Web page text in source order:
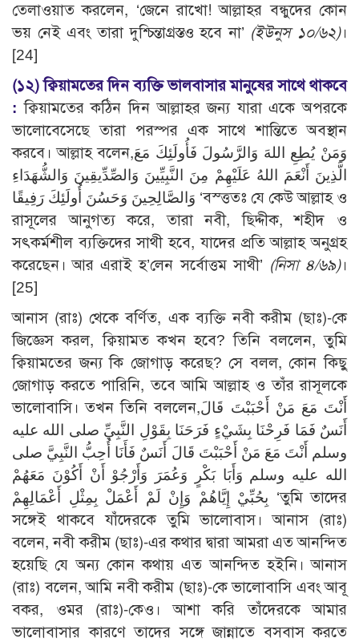
তেলাওয়াত করলেন, ‘জেনে রাখো! আল্লাহর বন্ধুদের কোন
ভয় নেই এবং তারা দুশ্চিন্তাগ্রস্তও হবে না’ (ইউনুস ১০/৬২)।
[24]
(১২) ক্বিয়ামতের দিন ব্যক্তি ভালবাসার মানুষের সাথে থাকবে
: ক্বিয়ামতের কঠিন দিন আল্লাহর জন্য যারা একে অপরকে
ভালোবেসেছে তারা পরস্পর এক সাথে শান্তিতে অবস্থান
করবে। আল্লাহ বলেন,وَمَنْ يُطِعِ اللهَ وَالرَّسُولَ فَأُولَئِكَ مَعَ
الَّذِينَ أَنْعَمَ اللهُ عَلَيْهِمْ مِنَ النَّبِيِّينَ وَالصِّدِّيقِينَ وَالشُّهَدَاءِ
وَالصَّالِحِينَ وَحَسُنَ أُولَئِكَ رَفِيقًا ‘বস্ত্ততঃ যে কেউ আল্লাহ ও
রাসূলের আনুগত্য করে, তারা নবী, ছিদ্দীক, শহীদ ও
সৎকর্মশীল ব্যক্তিদের সাথী হবে, যাদের প্রতি আল্লাহ অনুগ্রহ
করেছেন। আর এরাই হ’লেন সর্বোত্তম সাথী’ (নিসা ৪/৬৯)।
[25]
আনাস (রাঃ) থেকে বর্ণিত, এক ব্যক্তি নবী করীম (ছাঃ)-কে
জিজ্ঞেস করল, ক্বিয়ামত কখন হবে? তিনি বললেন, তুমি
ক্বিয়ামতের জন্য কি জোগাড় করেছ? সে বলল, কোন কিছু
জোগাড় করতে পারিনি, তবে আমি আল্লাহ ও তাঁর রাসূলকে
ভালোবাসি। তখন তিনি বললেন,أَنْتَ مَعَ مَنْ أَحْبَبْتَ قَالَ
أَنَسٌ فَمَا فَرِحْنَا بِشَيْءٍ فَرَحَنَا بِقَوْلِ النَّبِيِّ صلى الله عليه
وسلم أَنْتَ مَعَ مَنْ أَحْبَبْتَ قَالَ أَنَسٌ فَأَنَا أُحِبُّ النَّبِيَّ صلى
الله عليه وسلم وَأَبَا بَكْرٍ وَعُمَرَ وَأَرْجُوْ أَنْ أَكُوْنَ مَعَهُمْ
بِحُبِّيْ إِيَّاهُمْ وَإِنْ لَمْ أَعْمَلْ بِمِثْلِ أَعْمَالِهِمْ ‘তুমি তাদের
সঙ্গেই থাকবে যাঁদেরকে তুমি ভালোবাস। আনাস (রাঃ)
বলেন, নবী করীম (ছাঃ)-এর কথার দ্বারা আমরা এত আনন্দিত
হয়েছি যে অন্য কোন কথায় এত আনন্দিত হইনি। আনাস
(রাঃ) বলেন, আমি নবী করীম (ছাঃ)-কে ভালোবাসি এবং আবূ
বকর, ওমর (রাঃ)-কেও। আশা করি তাঁদেরকে আমার
ভালোবাসার কারণে তাদের সঙ্গে জান্নাতে বসবাস করতে